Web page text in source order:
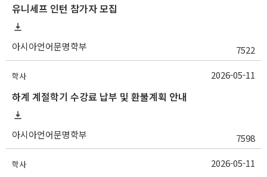
유니세프 인턴 참가자 모집
아시아언어문명학부 7522
학사
하계 계절학기 수강료 납부 및 환불계획 안내
아시아언어문명학부 7598
2026-05-11
학사 2026-05-11